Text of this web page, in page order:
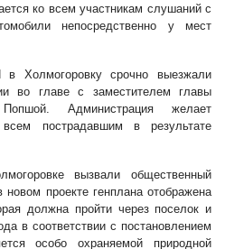
ко всем участникам слушаний с
непосредственно у мест
Холмогоровку срочно выезжали
во главе с заместителем главы
Администрация желает
всем пострадавшим в результате
вызвали общественный
проекте генплана отображена
должна пройти через поселок и
в соответствии с постановлением
особо охраняемой природной